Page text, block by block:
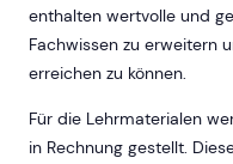
enthalten wertvolle und
Fachwissen zu erweitern
erreichen zu können.
Für die Lehrmaterialen
in Rechnung gestellt.